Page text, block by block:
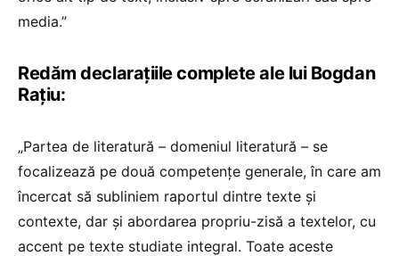
media.”
Redăm declarațiile complete ale lui Bogdan
Rațiu:
„Partea de literatură – domeniul literatură – se
focalizează pe două competențe generale, în care am
încercat să subliniem raportul dintre texte și
contexte, dar și abordarea propriu-zisă a textelor, cu
accent pe texte studiate integral. Toate aceste